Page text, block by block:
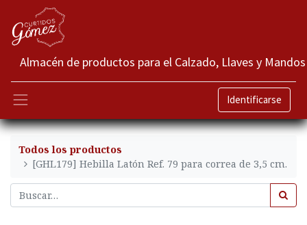
Almacén de productos para el Calzado, Llaves y Mandos
Identificarse
Todos los productos
[GHL179] Hebilla Latón Ref. 79 para correa de 3,5 cm.